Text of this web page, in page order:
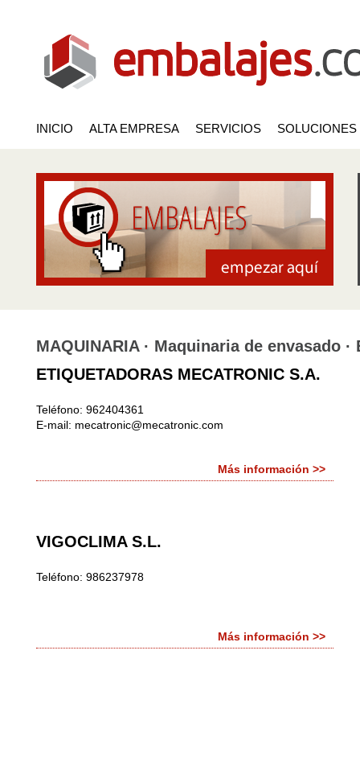
INICIO ALTA EMPRESA SERVICIOS SOLUCIONES
MAQUINARIA · Maquinaria de envasado
ETIQUETADORAS MECATRONIC S.A.
Teléfono: 962404361
E-mail: mecatronic@mecatronic.com
Más información >>
VIGOCLIMA S.L.
Teléfono: 986237978
Más información >>